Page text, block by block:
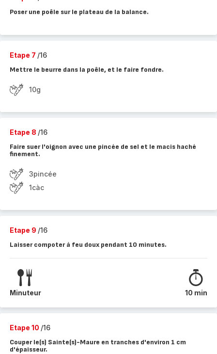
Poser une poêle sur le plateau de la balance.
Etape 7 /16
Mettre le beurre dans la poêle, et le faire fondre.
10g
Etape 8 /16
Faire suer l'oignon avec une pincée de sel et le macis haché
finement.
3pincée
1càc
Etape 9 /16
Laisser compoter à feu doux pendant 10 minutes.
Minuteur 10 min
Etape 10 /16
Couper le(s) Sainte(s)-Maure en tranches d'environ 1 cm
d'épaisseur.